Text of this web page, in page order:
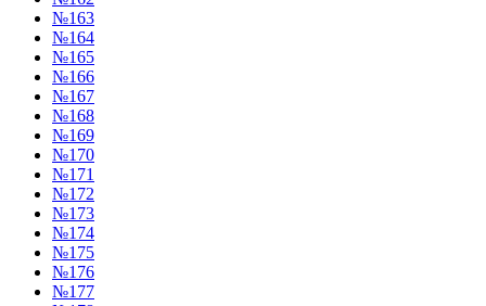
№163
№164
№165
№166
№167
№168
№169
№170
№171
№172
№173
№174
№175
№176
№177